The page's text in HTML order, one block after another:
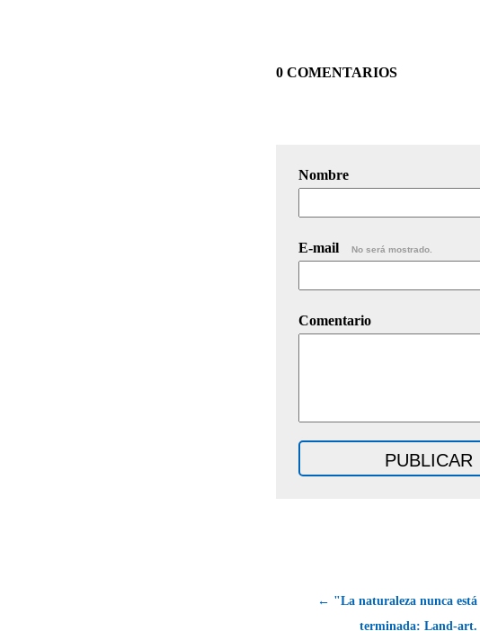
0 COMENTARIOS
Nombre
E-mail No será mostrado.
Comentario
← "La naturaleza nunca está
terminada: Land-art.